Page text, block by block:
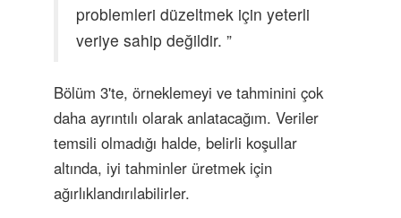
problemleri düzeltmek için yeterli
veriye sahip değildir. ”
Bölüm 3'te, örneklemeyi ve tahminini çok
daha ayrıntılı olarak anlatacağım. Veriler
temsili olmadığı halde, belirli koşullar
altında, iyi tahminler üretmek için
ağırlıklandırılabilirler.